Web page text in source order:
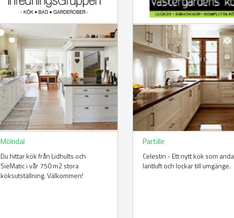
Mölndal
Du hittar kök från Lidhults och
SieMatic i vår 750 m2 stora
köksutställning. Välkommen!
Partille
Celestin - Ett nytt kök som
lantluft och lockar till umgänge.